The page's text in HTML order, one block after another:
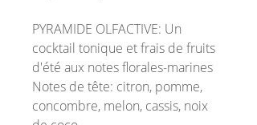
PYRAMIDE OLFACTIVE: Un
cocktail tonique et frais de fruits
d'été aux notes florales-marines
Notes de tête: citron, pomme,
concombre, melon, cassis, noix